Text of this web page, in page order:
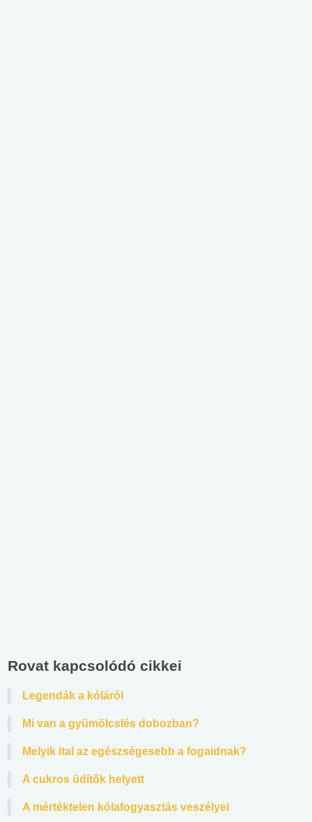
Rovat kapcsolódó cikkei
Legendák a kóláról
Mi van a gyümölcslés dobozban?
Melyik ital az egészségesebb a fogaidnak?
A cukros üdítők helyett
A mértéktelen kólafogyasztás veszélyei